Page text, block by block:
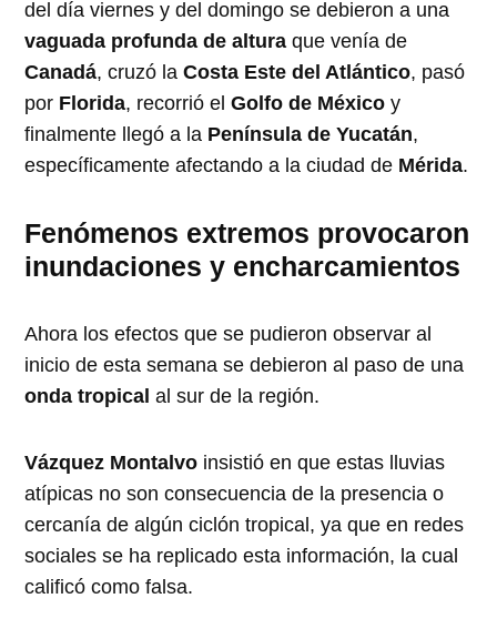
del día viernes y del domingo se debieron a una
vaguada profunda de altura que venía de
Canadá, cruzó laCosta Este del Atlántico, pasó
por Florida, recorrió elGolfo de México y
finalmente llegó a la Península de Yucatán,
específicamente afectando a la ciudad de Mérida.
Fenómenos extremos provocaron
inundaciones y encharcamientos
Ahora los efectos que se pudieron observar al
inicio de esta semana se debieron al paso de una
onda tropical al sur de la región.
Vázquez Montalvo insistió en que estas lluvias
atípicas no son consecuencia de la presencia o
cercanía de algún ciclón tropical, ya que en redes
sociales se ha replicado esta información, la cual
calificó como falsa.